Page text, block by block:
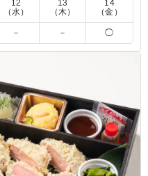
山乗っています。牛タン
はもう少し柔らかいとい
は本当にコスパいいと思
ったときは、注文させて
12
（水）
13
（木）
14
（金）
－ － ◯